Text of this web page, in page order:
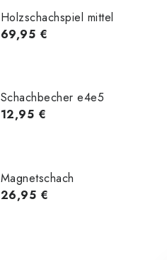
Holzschachspiel mittel
69,95 €
Schachbecher e4e5
12,95 €
Magnetschach
26,95 €